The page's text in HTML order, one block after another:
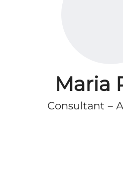
Maria
Consultant –